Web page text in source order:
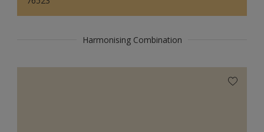
Harmonising Combination